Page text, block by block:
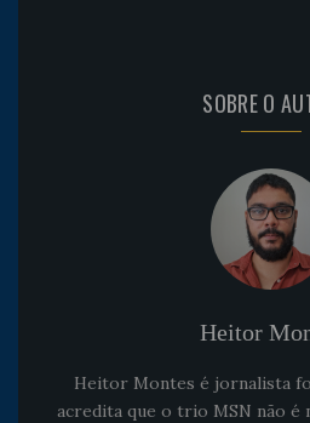
SOBRE O
Heitor
Heitor Montes é jornalista
acredita que o trio MSN não é